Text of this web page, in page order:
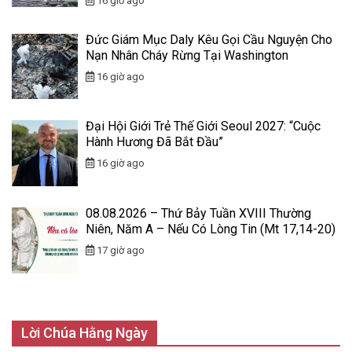
Đức Giám Mục Daly Kêu Gọi Cầu Nguyện Cho
Nạn Nhân Cháy Rừng Tại Washington
16 giờ ago
Đại Hội Giới Trẻ Thế Giới Seoul 2027: “Cuộc
Hành Hương Đã Bắt Đầu”
16 giờ ago
08.08.2026 – Thứ Bảy Tuần XVIII Thường
Niên, Năm A – Nếu Có Lòng Tin (Mt 17,14-20)
17 giờ ago
Lời Chúa Hằng Ngày